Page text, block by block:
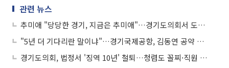
관련 뉴스
추미애 "당당한 경기, 지금은 추미애"…경기도의회서 도지사 출마 공식선언
"5년 더 기다리란 말이냐"…경기국제공항, 김동연 공약 이행 '시한폭탄' 터졌다
경기도의회, 법정서 '징역 10년' 철퇴…청렴도 꼴찌·직원 사망·명동 호텔 논란까지 '총체적 도덕 붕괴'